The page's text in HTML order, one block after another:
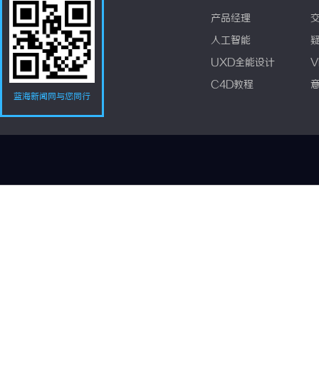
蓝海新闻网与您同行
产品经理
人工智能
UXD全能设计
C4D教程